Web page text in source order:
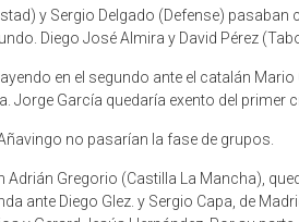
y Sergio Delgado (Defense)
Diego José Almira y David Pérez
en el segundo ante el catalán
Jorge García quedaría exento del
no pasarían la fase de grupos.
Gregorio (Castilla La Mancha),
ante Diego Glez. y Sergio Capa, de